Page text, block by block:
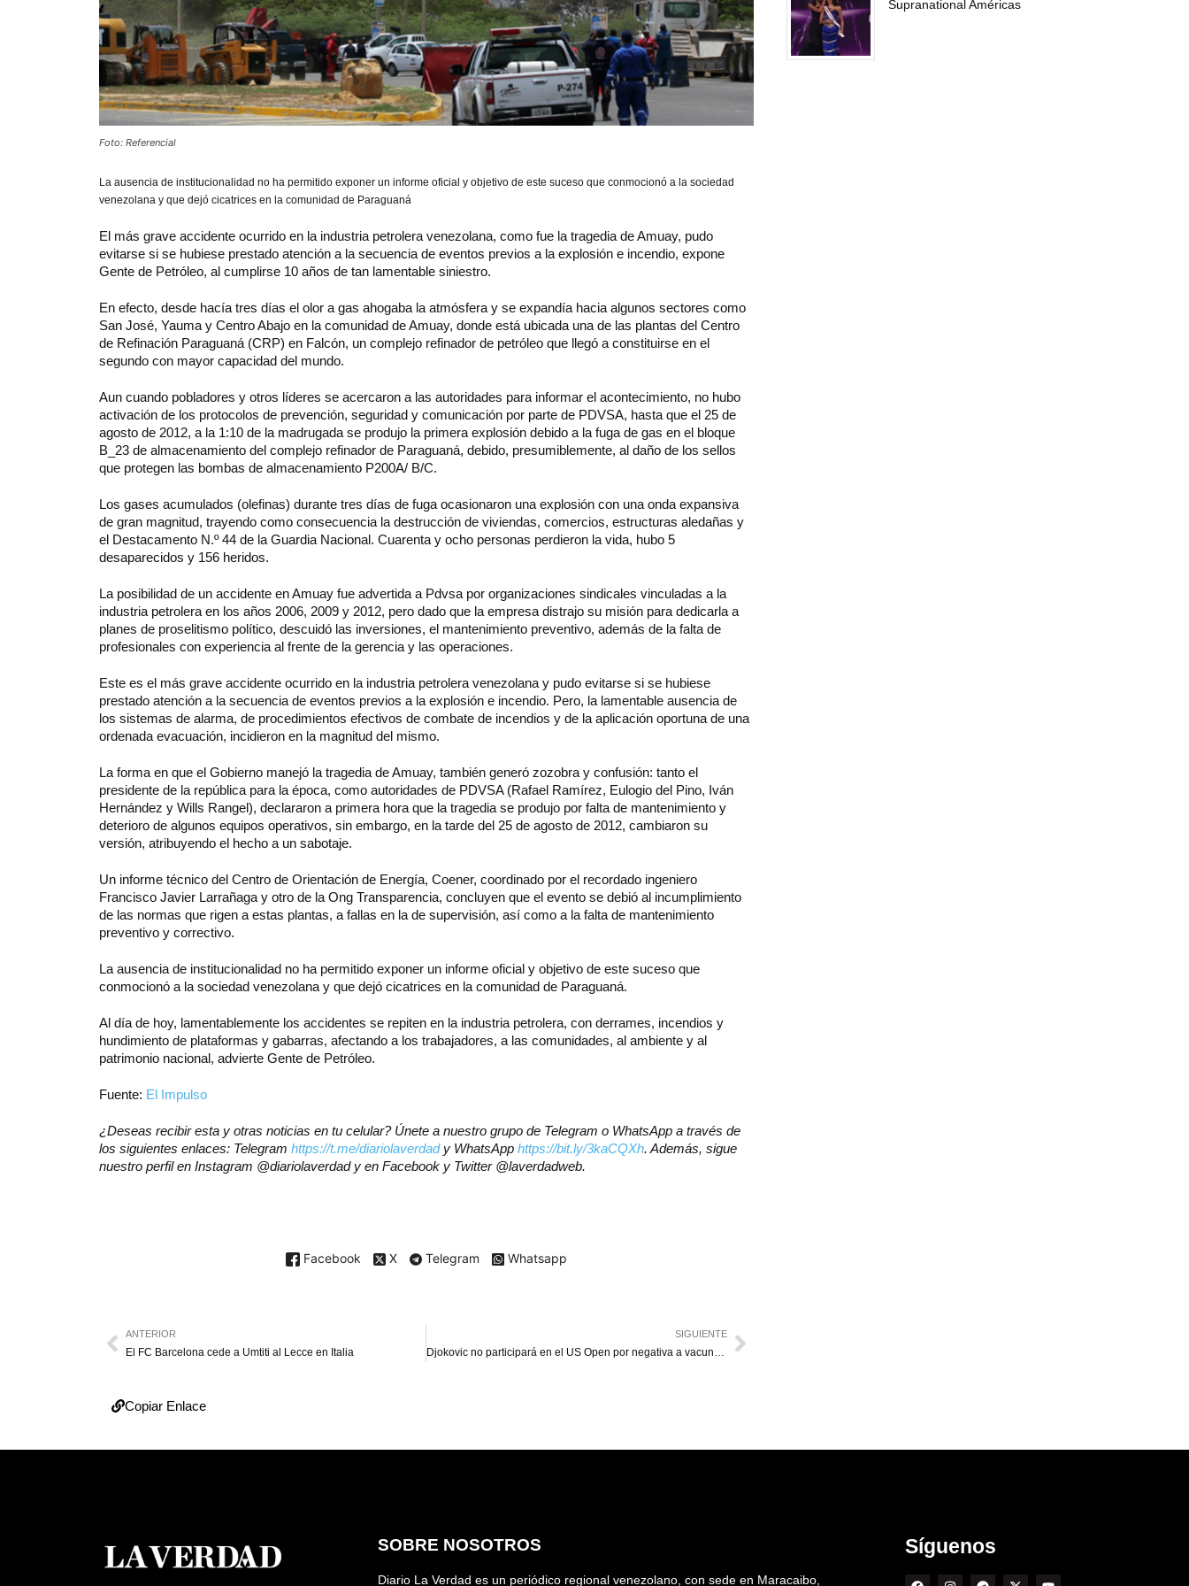
Foto: Referencial
La ausencia de institucionalidad no ha permitido exponer un informe oficial y objetivo de este suceso que conmocionó a la sociedad
venezolana y que dejó cicatrices en la comunidad de Paraguaná
El más grave accidente ocurrido en la industria petrolera venezolana, como fue la tragedia de Amuay, pudo
evitarse si se hubiese prestado atención a la secuencia de eventos previos a la explosión e incendio, expone
Gente de Petróleo, al cumplirse 10 años de tan lamentable siniestro.
En efecto, desde hacía tres días el olor a gas ahogaba la atmósfera y se expandía hacia algunos sectores como
San José, Yauma y Centro Abajo en la comunidad de Amuay, donde está ubicada una de las plantas del Centro
de Refinación Paraguaná (CRP) en Falcón, un complejo refinador de petróleo que llegó a constituirse en el
segundo con mayor capacidad del mundo.
Aun cuando pobladores y otros líderes se acercaron a las autoridades para informar el acontecimiento, no hubo
activación de los protocolos de prevención, seguridad y comunicación por parte de PDVSA, hasta que el 25 de
agosto de 2012, a la 1:10 de la madrugada se produjo la primera explosión debido a la fuga de gas en el bloque
B_23 de almacenamiento del complejo refinador de Paraguaná, debido, presumiblemente, al daño de los sellos
que protegen las bombas de almacenamiento P200A/ B/C.
Los gases acumulados (olefinas) durante tres días de fuga ocasionaron una explosión con una onda expansiva
de gran magnitud, trayendo como consecuencia la destrucción de viviendas, comercios, estructuras aledañas y
el Destacamento N.º 44 de la Guardia Nacional. Cuarenta y ocho personas perdieron la vida, hubo 5
desaparecidos y 156 heridos.
La posibilidad de un accidente en Amuay fue advertida a Pdvsa por organizaciones sindicales vinculadas a la
industria petrolera en los años 2006, 2009 y 2012, pero dado que la empresa distrajo su misión para dedicarla a
planes de proselitismo político, descuidó las inversiones, el mantenimiento preventivo, además de la falta de
profesionales con experiencia al frente de la gerencia y las operaciones.
Este es el más grave accidente ocurrido en la industria petrolera venezolana y pudo evitarse si se hubiese
prestado atención a la secuencia de eventos previos a la explosión e incendio. Pero, la lamentable ausencia de
los sistemas de alarma, de procedimientos efectivos de combate de incendios y de la aplicación oportuna de una
ordenada evacuación, incidieron en la magnitud del mismo.
La forma en que el Gobierno manejó la tragedia de Amuay, también generó zozobra y confusión: tanto el
presidente de la república para la época, como autoridades de PDVSA (Rafael Ramírez, Eulogio del Pino, Iván
Hernández y Wills Rangel), declararon a primera hora que la tragedia se produjo por falta de mantenimiento y
deterioro de algunos equipos operativos, sin embargo, en la tarde del 25 de agosto de 2012, cambiaron su
versión, atribuyendo el hecho a un sabotaje.
Un informe técnico del Centro de Orientación de Energía, Coener, coordinado por el recordado ingeniero
Francisco Javier Larrañaga y otro de la Ong Transparencia, concluyen que el evento se debió al incumplimiento
de las normas que rigen a estas plantas, a fallas en la de supervisión, así como a la falta de mantenimiento
preventivo y correctivo.
La ausencia de institucionalidad no ha permitido exponer un informe oficial y objetivo de este suceso que
conmocionó a la sociedad venezolana y que dejó cicatrices en la comunidad de Paraguaná.
Al día de hoy, lamentablemente los accidentes se repiten en la industria petrolera, con derrames, incendios y
hundimiento de plataformas y gabarras, afectando a los trabajadores, a las comunidades, al ambiente y al
patrimonio nacional, advierte Gente de Petróleo.
Fuente: El Impulso
¿Deseas recibir esta y otras noticias en tu celular? Únete a nuestro grupo de Telegram o WhatsApp a través de
los siguientes enlaces: Telegram https://t.me/diariolaverdad y WhatsApp https://bit.ly/3kaCQXh. Además, sigue
nuestro perfil en Instagram @diariolaverdad y en Facebook y Twitter @laverdadweb.
Facebook X Telegram Whatsapp
Supranational Américas
ANTERIOR
El FC Barcelona cede a Umtiti al Lecce en Italia
SIGUIENTE
Djokovic no participará en el US Open por negativa a vacunarse
Copiar Enlace
SOBRE NOSOTROS
Diario La Verdad es un periódico regional venezolano, con sede en Maracaibo,
Síguenos